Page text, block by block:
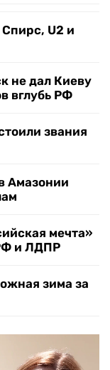
U2 и
не дал Киеву
вглубь РФ
звания
Амазонии
мечта»
и ЛДПР
зима за